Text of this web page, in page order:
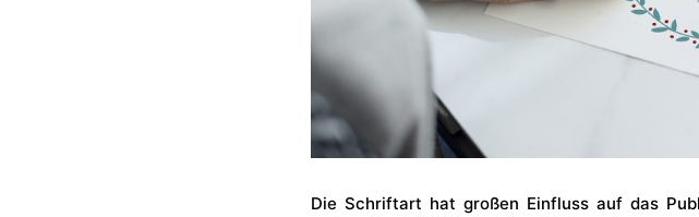
Die Schriftart hat großen Einfluss auf das